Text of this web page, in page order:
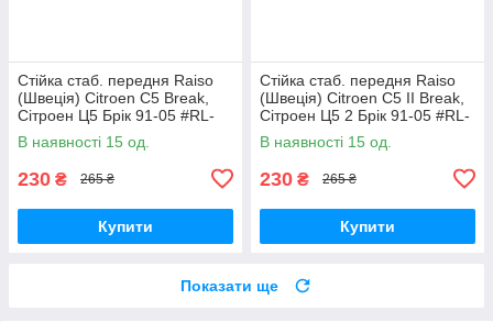
Стійка стаб. передня Raiso
(Швеція) Citroen C5 Break,
Сітроен Ц5 Брік 91-05 #RL-
138860V UAVEXLV17
В наявності 15 од.
230 ₴ 265 ₴
Купити
Стійка стаб. передня Raiso
(Швеція) Citroen C5 II Break,
Сітроен Ц5 2 Брік 91-05 #RL-
138860V UADNZPA17
В наявності 15 од.
230 ₴ 265 ₴
Купити
Показати ще